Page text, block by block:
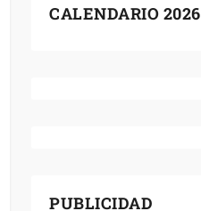
CALENDARIO 2026
PUBLICIDAD